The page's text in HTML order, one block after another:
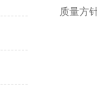
质量方